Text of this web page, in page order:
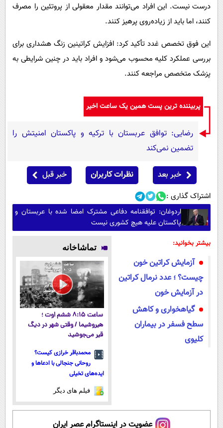
درست نیست. این افراد می‌توانند مقدار معقولی از پروتئین را مصرف
کنند، اما باید از زیاده‌روی پرهیز کنند.
این فوق تخصص غدد تأکید کرد: افزایش کراتینین زنگ هشداری برای
بررسی عملکرد کلیه محسوب می‌شود و افراد باید در چنین شرایطی به
پزشک متخصص مراجعه کنند.
پربیننده ترین پست همین یک ساعت اخیر
رضایی: توافق عربستان با ترکیه و پاکستان امنیتش را
تضمین نمی‌کند
خبر بعد نظرات کاربران خبر قبل
اشتراک گذاری :
اردوغان: توافقنامه دفاعی مشترک امضا شده با عربستان و
پاکستان علیه هیچ کشوری نیست
بیشتر بخوانید:
آزمایش کراتین خون
چیست؟ ؛ عدد نرمال کراتین
در آزمایش خون
گیاهخواری و کاهش
سطح فسفر در بیماران
کلیوی
تماشاخانه
ساعت ۸:۱۵ ششم اوت ؛
هیروشیما / وقتی شهر در دیگ
قیر می‌جوشید
محمدباقر خرازی کیست؟
روحانی جنجالی با ادعاها و
ایده‌های تخیلی
فیلم های دیگر
عضویت در اینستاگرام عصر ایران